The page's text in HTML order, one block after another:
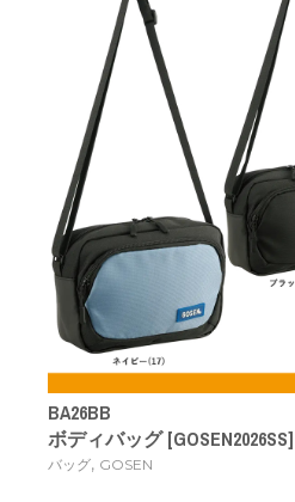
BA26BB
ボディバッグ [GOSEN2026SS]
バッグ, GOSEN